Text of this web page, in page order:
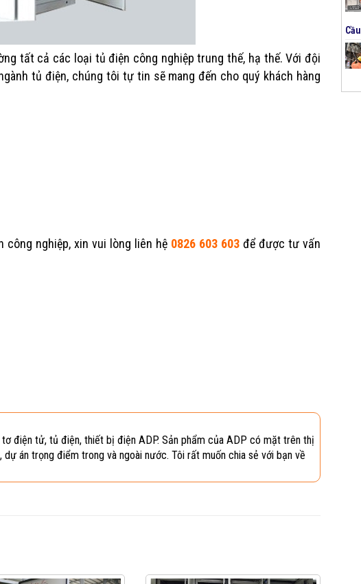
tất cả các loại tủ điện công nghiệp trung thế, hạ thế. Với đội
tủ điện, chúng tôi tự tin sẽ mang đến cho quý khách hàng
nghiệp, xin vui lòng liên hệ 0826 603 603 để được tư vấn
điện tử, tủ điện, thiết bị điện ADP. Sản phẩm của ADP có mặt trên thị
án trọng điểm trong và ngoài nước. Tôi rất muốn chia sẻ với bạn về
Cầu